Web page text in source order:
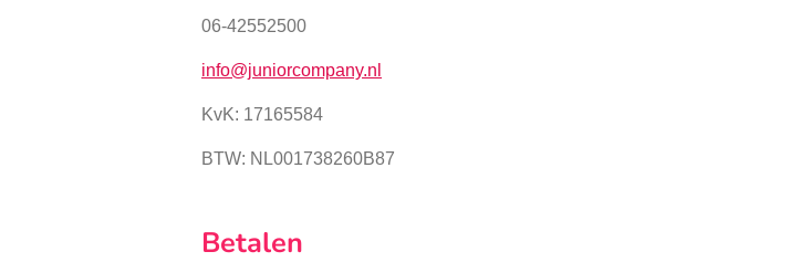
06-42552500
info@juniorcompany.nl
KvK: 17165584
BTW: NL001738260B87
Betalen